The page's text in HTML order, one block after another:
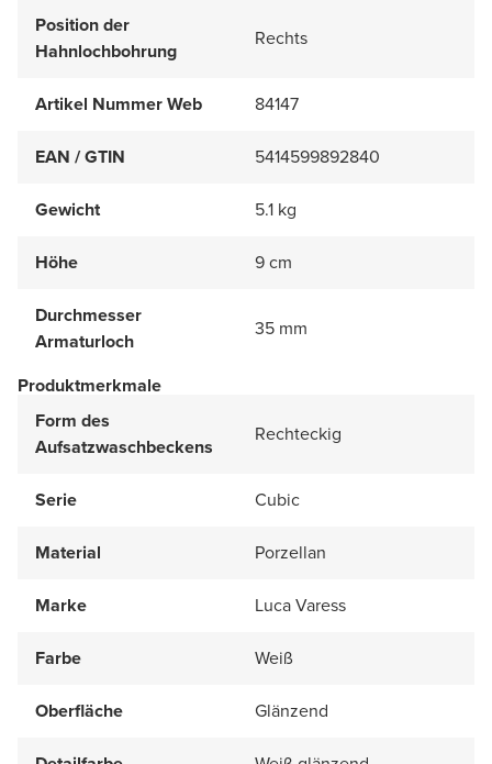
Position der
Hahnlochbohrung
Rechts
Artikel Nummer Web 84147
EAN / GTIN 5414599892840
Gewicht 5.1 kg
Höhe 9 cm
Durchmesser
Armaturloch
35 mm
Produktmerkmale
Form des
Aufsatzwaschbeckens
Rechteckig
Serie Cubic
Material Porzellan
Marke Luca Varess
Farbe Weiß
Oberfläche Glänzend